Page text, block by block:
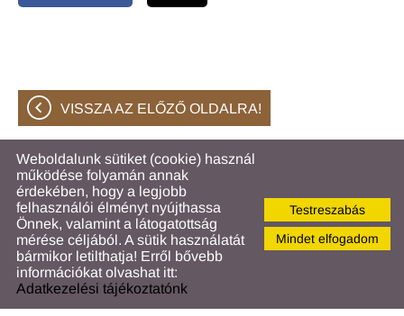
VISSZA AZ ELŐZŐ OLDALRA!
© 2026 - Hahóti Közös Önkormányzati Hivatal
Oldal információklAdatkezelési tájékoztatól
ImpresszumlSütik kezelése
KERESÉS AZ OLDAL TARTALMÁBAN
Mindet elfogadom
Testreszabás
Weboldalunk sütiket (cookie) használ
működése folyamán annak
érdekében, hogy a legjobb
felhasználói élményt nyújthassa
Önnek, valamint a látogatottság
mérése céljából. A sütik használatát
bármikor letilthatja! Erről bővebb
információkat olvashat itt:
Adatkezelési tájékoztatónk